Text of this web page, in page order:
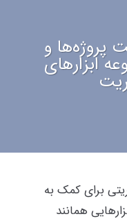
پروژه‌ها و
ابزارهای
برای کمک به
همانند